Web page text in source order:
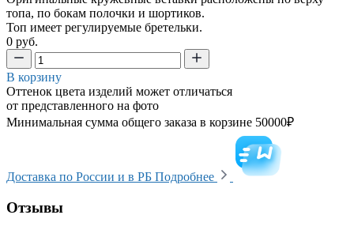
топа, по бокам полочки и шортиков.
Топ имеет регулируемые бретельки.
0 руб.
В корзину
Оттенок цвета изделий может отличаться
от представленного на фото
Минимальная сумма общего заказа в корзине 50000₽
Доставка по России и в РБ Подробнее
Отзывы